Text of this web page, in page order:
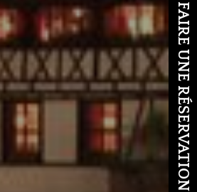
FAIRE UNE RÉSERVATION